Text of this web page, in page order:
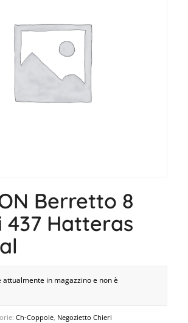
Berretto 8
437 Hatteras
attualmente in magazzino e non è
Ch-Coppole, Negozietto Chieri